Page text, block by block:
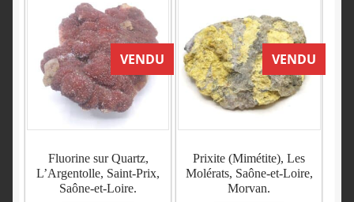
VENDU
Fluorine sur Quartz,
L’Argentolle, Saint-Prix,
Saône-et-Loire.
VENDU
Prixite (Mimétite), Les
Molérats, Saône-et-Loire,
Morvan.
Quartz hématoïde et Calcite,
L’Argentolle, Saône-et-
Loire, Morvan.
Lire Plus
Quartz orangé,
L’Argentolle, Saint-Prix,
Saône-et-Loire (Morvan).
Lire Plus VENDU
VENDU